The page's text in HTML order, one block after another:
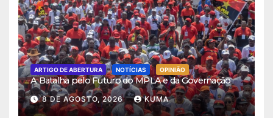
ARTIGO DE ABERTURA NOTÍCIAS OPINIÃO
A Batalha pelo Futuro do MPLA e da Governação
8 DE AGOSTO, 2026 KUMA